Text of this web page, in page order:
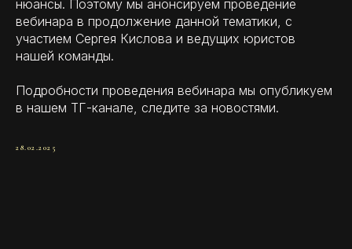
нюансы. Поэтому мы анонсируем проведение
вебинара в продолжение данной тематики, с
участием Сергея Кислова и ведущих юристов
нашей команды.
Подробности проведения вебинара мы опубликуем
в нашем ТГ-канале, следите за новостями.
28.02.2025